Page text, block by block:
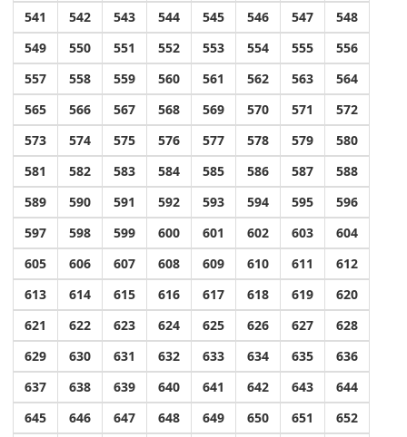
541
542 543 544 545 546 547
548
549
550 551 552 553 554 555
556
557
558 559 560 561 562 563
564
565
566 567 568 569 570 571
572
573
574 575 576 577 578 579
580
581
582 583 584 585 586 587
588
589
590 591 592 593 594 595
596
597
598 599 600 601 602 603
604
605
606 607 608 609 610 611
612
613
614 615 616 617 618 619
620
621
622 623 624 625 626 627
628
629
630 631 632 633 634 635
636
637
638 639 640 641 642 643
644
645
646 647 648 649 650 651
652